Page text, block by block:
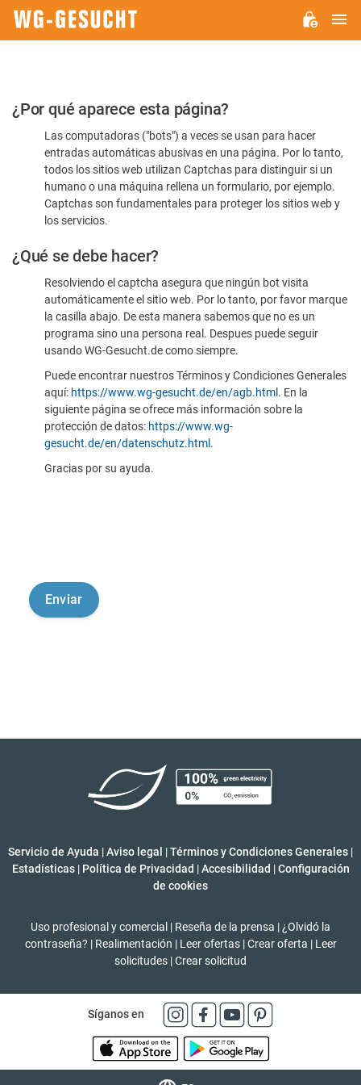
Por
favor,
confirme
humano
¿Por qué aparece esta página?
Las computadoras ("bots") a veces se usan para hacer
entradas automáticas abusivas en una página. Por lo tanto,
todos los sitios web utilizan Captchas para distinguir si un
humano o una máquina rellena un formulario, por ejemplo.
Captchas son fundamentales para proteger los sitios web y
los servicios.
¿Qué se debe hacer?
Resolviendo el captcha asegura que ningún bot visita
automáticamente el sitio web. Por lo tanto, por favor marque
la casilla abajo. De esta manera sabemos que no es un
programa sino una persona real. Despues puede seguir
usando WG-Gesucht.de como siempre.
Puede encontrar nuestros Términos y Condiciones Generales
aquí: https://www.wg-gesucht.de/en/agb.html . En la
siguiente página se ofrece más información sobre la
protección de datos: https://www.wg-
gesucht.de/en/datenschutz.html .
Gracias por su ayuda.
Servicio de Ayuda |Aviso legal |Términos y Condiciones Generales |
Estadísticas | Política de Privacidad | Accesibilidad | Configuración
de cookies
Uso profesional y comercial | Reseña de la prensa | ¿Olvidó la
contraseña? | Realimentación | Leer ofertas | Crear oferta | Leer
solicitudes |Crear solicitud
Síganos en